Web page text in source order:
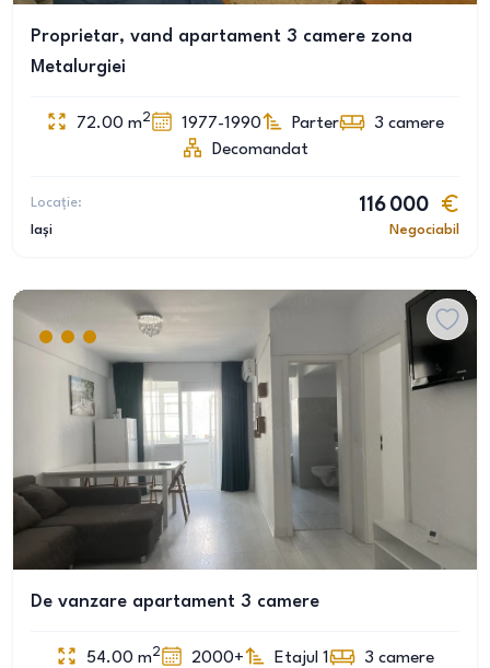
Proprietar, vand apartament 3 camere zona
Metalurgiei
72.00 m2 1977-1990 Parter 3 camere
Decomandat
Locație:
Iași
116 000
Negociabil
De vanzare apartament 3 camere
54.00 m2 2000+ Etajul 1 3 camere